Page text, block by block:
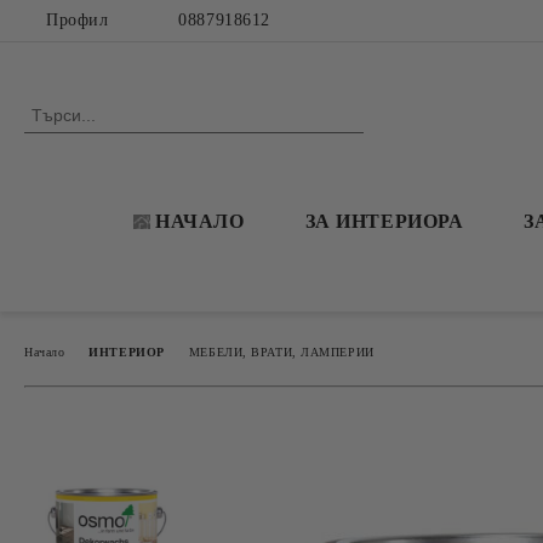
Профил 0887918612
НАЧАЛО ЗА ИНТЕРИОРА
Начало ИНТЕРИОР МЕБЕЛИ, ВРАТИ, ЛАМПЕРИИ